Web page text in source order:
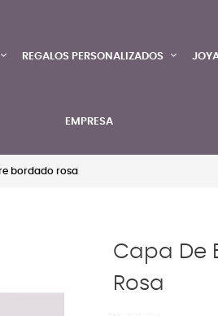
REGALOS PERSONALIZADOS
EMPRESA
bordado rosa
Capa De
Rosa